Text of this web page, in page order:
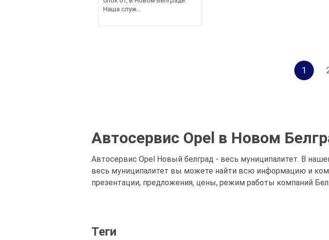
Наша служ...
1
Автосервис Opel в Новом
Автосервис Opel Новый белград - весь муниципалитет. В
весь муниципалитет вы можете найти всю информацию и
презентации, предложения, цены, режим работы компаний
Теги